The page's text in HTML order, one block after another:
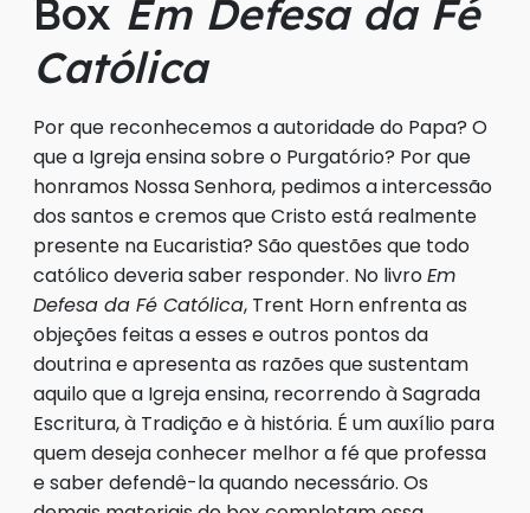
Box Em Defesa da Fé
Católica
Por que reconhecemos a autoridade do Papa? O
que a Igreja ensina sobre o Purgatório? Por que
honramos Nossa Senhora, pedimos a intercessão
dos santos e cremos que Cristo está realmente
presente na Eucaristia? São questões que todo
católico deveria saber responder. No livroEm
Defesa da Fé Católica, Trent Horn enfrenta as
objeções feitas a esses e outros pontos da
doutrina e apresenta as razões que sustentam
aquilo que a Igreja ensina, recorrendo à Sagrada
Escritura, à Tradição e à história. É um auxílio para
quem deseja conhecer melhor a fé que professa
e saber defendê-la quando necessário. Os